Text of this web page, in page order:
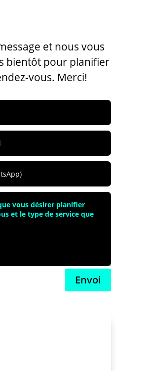
et nous vous
bientôt pour planifier
vous. Merci!
Envoi